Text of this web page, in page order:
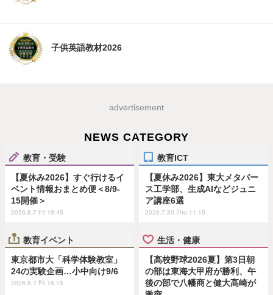
子供英語教材2026
advertisement
NEWS CATEGORY
教育・受験
【夏休み2026】すぐ行けるイ
ベント情報おまとめ便＜8/9-
15開催＞
2026.8.7 Fri 19:45
教育ICT
【夏休み2026】東大メタバー
ス工学部、生成AIなどジュニ
ア講座6選
2026.7.30 Thu 11:15
教育イベント
東京都市大「科学体験教室」
24の実験企画…小中向け9/6
2026.8.7 Fri 18:15
生活・健康
【高校野球2026夏】第3日朝
の部は東海大甲府が勝利、午
後の部で八幡商と健大高崎が